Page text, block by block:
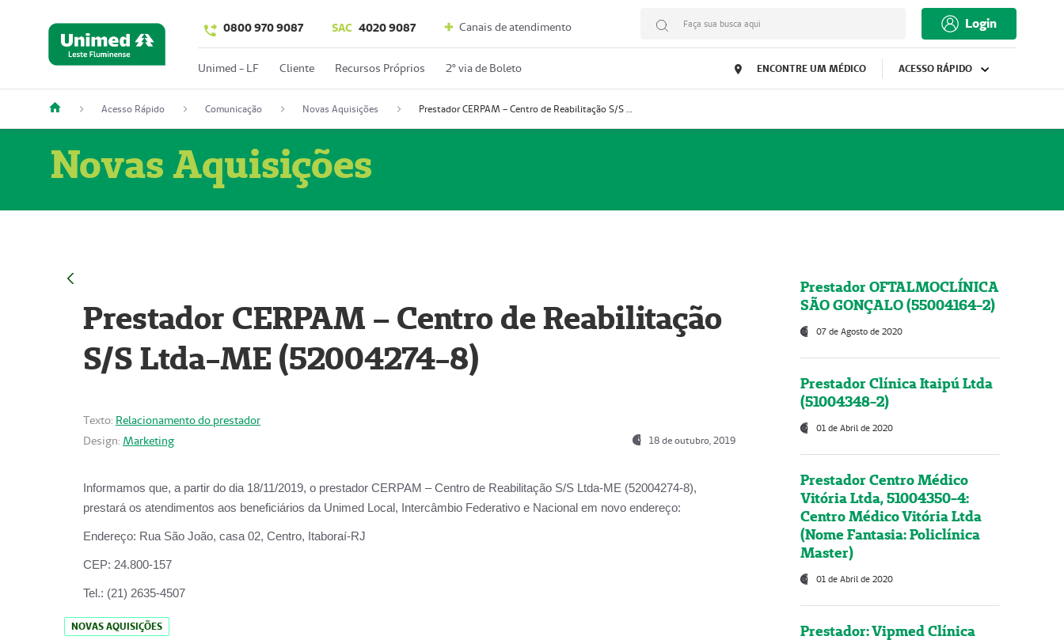
0800 970 9087 SAC 4020 9087 Canais de atendimento Faça sua busca aqui Login
Unimed - LF Cliente Recursos Próprios 2º via de Boleto ENCONTRE UM MÉDICO ACESSO RÁPIDO
Acesso Rápido Comunicação Novas Aquisições Prestador CERPAM – Centro de Reabilitação S/S Ltda-ME (52004274-8)
Novas Aquisições
Prestador CERPAM – Centro de Reabilitação
S/S Ltda-ME (52004274-8)
Texto: Relacionamento do prestador
Design: Marketing 18 de outubro, 2019
Informamos que, a partir do dia 18/11/2019, o prestador CERPAM – Centro de Reabilitação S/S Ltda-ME (52004274-8),
prestará os atendimentos aos beneficiários da Unimed Local, Intercâmbio Federativo e Nacional em novo endereço:
Endereço: Rua São João, casa 02, Centro, Itaboraí-RJ
CEP: 24.800-157
Tel.: (21) 2635-4507
NOVAS AQUISIÇÕES
Prestador OFTALMOCLÍNICA
SÃO GONÇALO (55004164-2)
07 de Agosto de 2020
Prestador Clínica Itaipú Ltda
(51004348-2)
01 de Abril de 2020
Prestador Centro Médico
Vitória Ltda, 51004350-4:
Centro Médico Vitória Ltda
(Nome Fantasia: Policlínica
Master)
01 de Abril de 2020
Prestador: Vipmed Clínica